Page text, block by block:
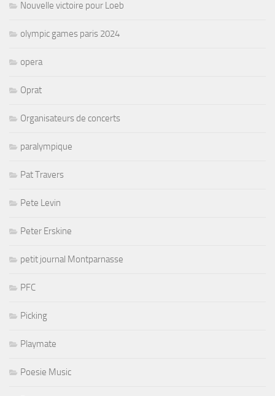
Nouvelle victoire pour Loeb
olympic games paris 2024
opera
Oprat
Organisateurs de concerts
paralympique
Pat Travers
Pete Levin
Peter Erskine
petit journal Montparnasse
PFC
Picking
Playmate
Poesie Music